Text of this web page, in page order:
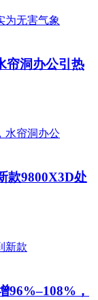
帘洞办公引热
款9800X3D处
96%–108%，